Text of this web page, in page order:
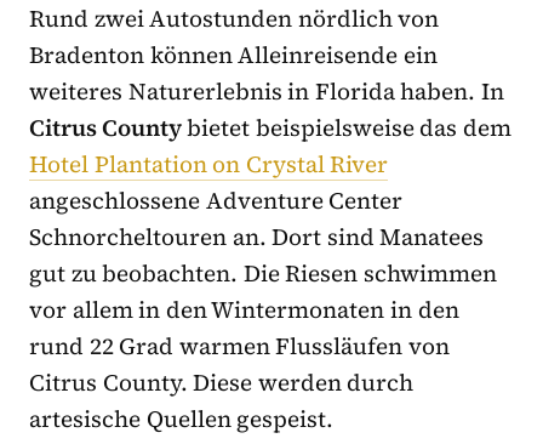
Rund zwei Autostunden nördlich von
Bradenton können Alleinreisende ein
weiteres Naturerlebnis in Florida haben. In
Citrus Countybietet beispielsweise das dem
Hotel Plantation on Crystal River
angeschlossene Adventure Center
Schnorcheltouren an. Dort sind Manatees
gut zu beobachten. Die Riesen schwimmen
vor allem in den Wintermonaten in den
rund 22 Grad warmen Flussläufen von
Citrus County. Diese werden durch
artesische Quellen gespeist.